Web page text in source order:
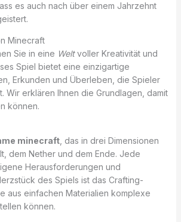
es auch nach über einem Jahrzehnt
Minecraft
Sie in eine Weltvoller Kreativität und
Spiel bietet eine einzigartige
Erkunden und Überleben, die Spieler
Wir erklären Ihnen die Grundlagen, damit
können.
minecraft, das in drei Dimensionen
dem Nether und dem Ende. Jede
Herausforderungen und
des Spiels ist das Crafting-
aus einfachen Materialien komplexe
können.